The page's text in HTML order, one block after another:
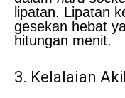
lipatan. Lipatan
gesekan hebat
hitungan menit.
3. Kelalaian